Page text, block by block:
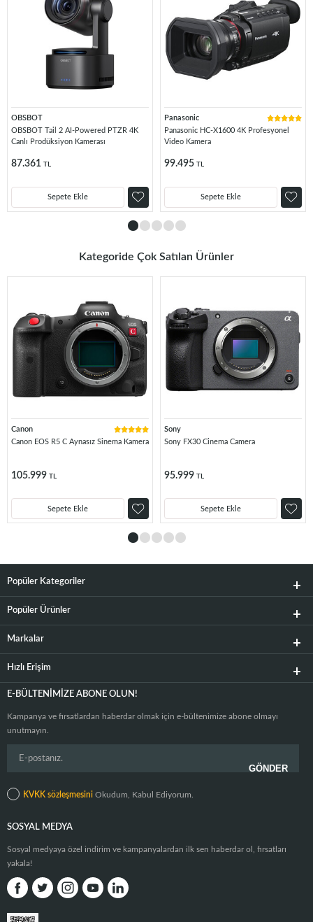
OBSBOT
OBSBOT Tail 2 AI-Powered PTZR 4K
Canlı Prodüksiyon Kamerası
87.361 TL
Sepete Ekle
Panasonic
Panasonic HC-X1600 4K Profesyonel
Video Kamera
99.495 TL
Sepete Ekle
Kategoride Çok Satılan Ürünler
Canon
Canon EOS R5 C Aynasız Sinema Kamera
105.999 TL
Sepete Ekle
Sony
Sony FX30 Cinema Camera
95.999 TL
Sepete Ekle
Popüler Kategoriler
Popüler Ürünler
Markalar
Hızlı Erişim
E-BÜLTENIMIZE ABONE OLUN!
Kampanya ve fırsatlardan haberdar olmak için e-bültenimize abone olmayı
unutmayın.
KVKK sözleşmesini Okudum, Kabul Ediyorum.
SOSYAL MEDYA
Sosyal medyaya özel indirim ve kampanyalardan ilk sen haberdar ol, fırsatları
yakala!